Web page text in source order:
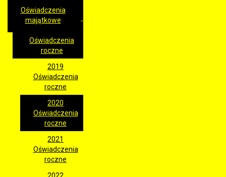
Oświadczenia
majątkowe
Oświadczenia
roczne
2019
Oświadczenia
roczne
2020
Oświadczenia
roczne
2021
Oświadczenia
roczne